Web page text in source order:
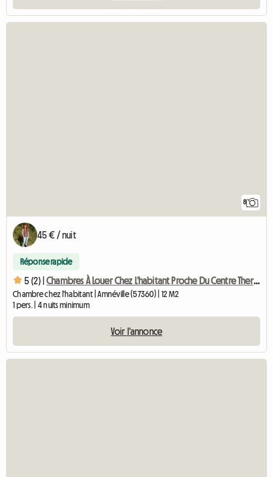
8
45 € / nuit
Réponse rapide
5 (2) | Chambres À Louer Chez L'habitant Proche Du Centre Thermal D'
Chambre chez l'habitant | Amnéville (57360) | 12 M2
1 pers. | 4 nuits minimum
Voir l'annonce